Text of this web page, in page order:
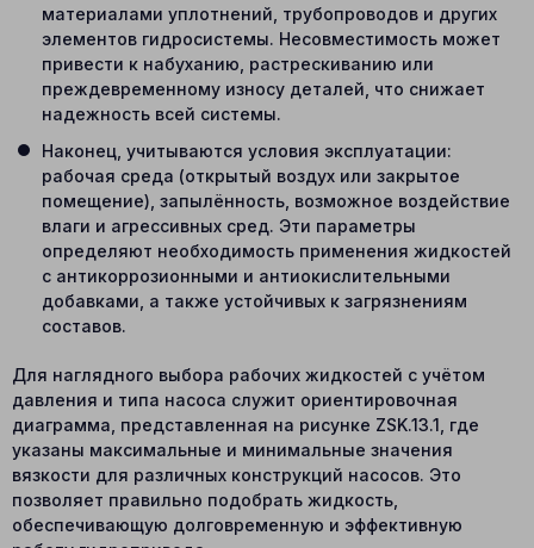
материалами уплотнений, трубопроводов и других
элементов гидросистемы. Несовместимость может
привести к набуханию, растрескиванию или
преждевременному износу деталей, что снижает
надежность всей системы.
Наконец, учитываются условия эксплуатации:
рабочая среда (открытый воздух или закрытое
помещение), запылённость, возможное воздействие
влаги и агрессивных сред. Эти параметры
определяют необходимость применения жидкостей
с антикоррозионными и антиокислительными
добавками, а также устойчивых к загрязнениям
составов.
Для наглядного выбора рабочих жидкостей с учётом
давления и типа насоса служит ориентировочная
диаграмма, представленная на рисунке ZSK.13.1, где
указаны максимальные и минимальные значения
вязкости для различных конструкций насосов. Это
позволяет правильно подобрать жидкость,
обеспечивающую долговременную и эффективную